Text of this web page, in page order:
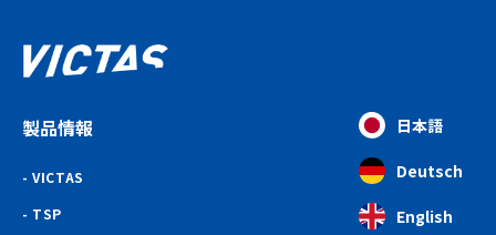
製品情報
VICTAS
TSP
日本語
Deutsch
English